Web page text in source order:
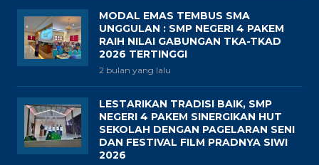
MODAL EMAS TEMBUS SMA
UNGGULAN : SMP NEGERI 4 PAKEM
RAIH NILAI GABUNGAN TKA-TKAD
2026 TERTINGGI
2 bulan yang lalu
LESTARIKAN TRADISI BAIK, SMP
NEGERI 4 PAKEM SINERGIKAN HUT
SEKOLAH DENGAN PAGELARAN SENI
DAN FESTIVAL FILM PRADNYA SIWI
2026